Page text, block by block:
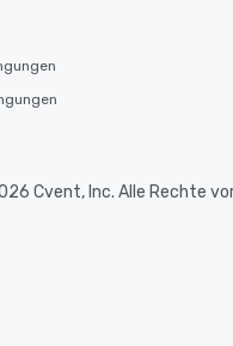
Cvent, Inc. Alle Rechte